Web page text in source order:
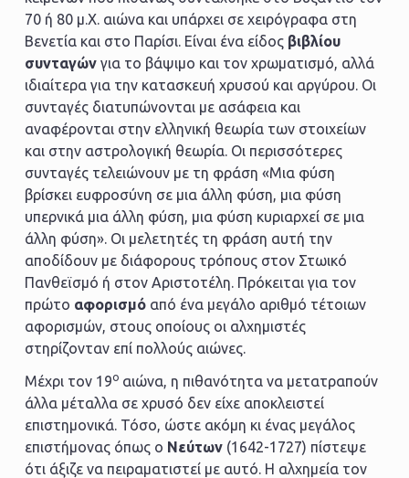
70 ή 80 μ.Χ. αιώνα και υπάρχει σε χειρόγραφα στη
Βενετία και στο Παρίσι. Είναι ένα είδος βιβλίου
συνταγώνγια το βάψιμο και τον χρωματισμό, αλλά
ιδιαίτερα για την κατασκευή χρυσού και αργύρου. Οι
συνταγές διατυπώνονται με ασάφεια και
αναφέρονται στην ελληνική θεωρία των στοιχείων
και στην αστρολογική θεωρία. Οι περισσότερες
συνταγές τελειώνουν με τη φράση «Μια φύση
βρίσκει ευφροσύνη σε μια άλλη φύση, μια φύση
υπερνικά μια άλλη φύση, μια φύση κυριαρχεί σε μια
άλλη φύση». Οι μελετητές τη φράση αυτή την
αποδίδουν με διάφορους τρόπους στον Στωικό
Πανθεϊσμό ή στον Αριστοτέλη. Πρόκειται για τον
πρώτο αφορισμόαπό ένα μεγάλο αριθμό τέτοιων
αφορισμών, στους οποίους οι αλχημιστές
στηρίζονταν επί πολλούς αιώνες.
Μέχρι τον 19o αιώνα, η πιθανότητα να μετατραπούν
άλλα μέταλλα σε χρυσό δεν είχε αποκλειστεί
επιστημονικά. Τόσο, ώστε ακόμη κι ένας μεγάλος
επιστήμονας όπως ο Νεύτων (1642-1727) πίστεψε
ότι άξιζε να πειραματιστεί με αυτό. Η αλχημεία τον